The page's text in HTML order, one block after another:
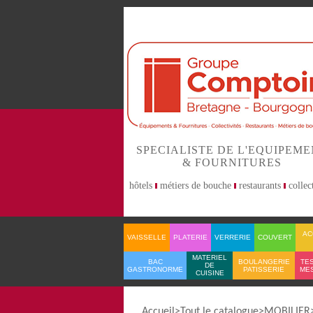
SPECIALISTE DE
& FOURNITURES
hôtels métiers de bouche restaurants
VAISSELLE PLATERIE VERRERIE COUVERT
BAC
GASTRONORME
MATERIEL
DE
CUISINE
BOULANGERIE
PATISSERIE